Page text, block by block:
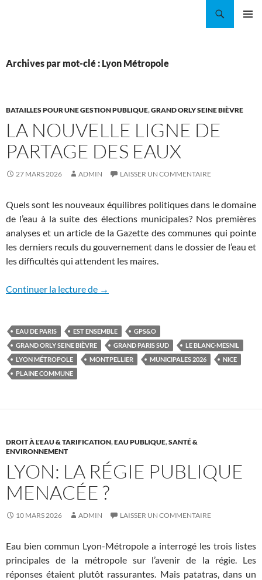
Archives par mot-clé : Lyon Métropole
BATAILLES POUR UNE GESTION PUBLIQUE,GRAND ORLY SEINE BIÈVRE
LA NOUVELLE LIGNE DE
PARTAGE DES EAUX
27 MARS 2026 ADMIN LAISSER UN COMMENTAIRE
Quels sont les nouveaux équilibres politiques dans le domaine
de l’eau à la suite des élections municipales? Nos premières
analyses et un article de la Gazette des communes qui pointe
les derniers reculs du gouvernement dans le dossier de l’eau et
les difficultés qui attendent les maires.
Continuer la lecture de La nouvelle ligne de partage des eaux
→
EAU DE PARIS EST ENSEMBLE
GPS&O
GRAND ORLY SEINE BIÈVRE
GRAND PARIS SUD
LE BLANC-MESNIL
LYON MÉTROPOLE
MONTPELLIER MUNICIPALES 2026
NICE
PLAINE COMMUNE
DROIT À L'EAU & TARIFICATION,EAU PUBLIQUE,SANTÉ &
ENVIRONNEMENT
LYON: LA RÉGIE PUBLIQUE
MENACÉE ?
10 MARS 2026 ADMIN LAISSER UN COMMENTAIRE
Eau bien commun Lyon-Métropole a interrogé les trois listes
principales de la métropole sur l’avenir de la régie. Les
réponses étaient plutôt rassurantes. Mais patatras, dans un